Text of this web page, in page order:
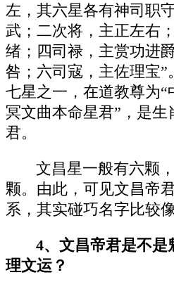
左，其六星各有神司职
武；二次将，主正左右
绪；四司禄，主赏功进
咎；六司寇，主佐理宝
七星之一，在道教尊为
冥文曲本命星君”，是生
君。
文昌星一般有六颗
颗。由此，可见文昌帝
系，其实碰巧名字比较像
4、文昌帝君是不
理文运？